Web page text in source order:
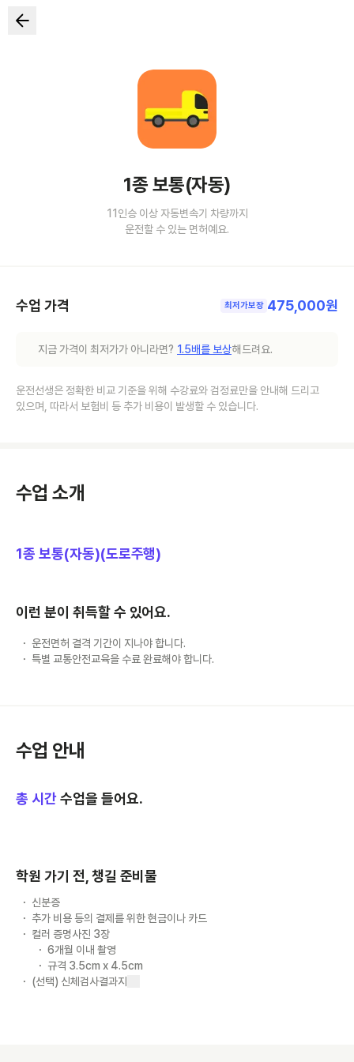
1종 보통(자동)
11인승 이상 자동변속기 차량까지
운전할 수 있는 면허예요.
수업 가격 최저가보장 475,000원
지금 가격이 최저가가 아니라면? 1.5배를 보상해드려요.
운전선생은 정확한 비교 기준을 위해 수강료와 검정료만을 안내해 드리고
있으며, 따라서 보험비 등 추가 비용이 발생할 수 있습니다.
수업 소개
1종 보통(자동)(도로주행)
이런 분이 취득할 수 있어요.
운전면허 결격 기간이 지나야 합니다.
특별 교통안전교육을 수료 완료해야 합니다.
수업 안내
총 시간수업을 들어요.
학원 가기 전, 챙길 준비물
신분증
추가 비용 등의 결제를 위한 현금이나 카드
컬러 증명사진 3장
6개월 이내 촬영
규격 3.5cm x 4.5cm
(선택) 신체검사결과지